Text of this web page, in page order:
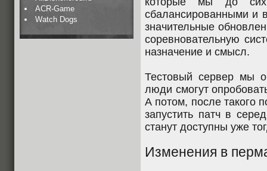
ACR-Game
Watch Dogs
сбалансированными и
значительные
соревновательную
назначение и смысл.
Тестовый сервер мы
люди смогут
А потом, после такого
запустить патч в
станут доступны уже
Изменения в